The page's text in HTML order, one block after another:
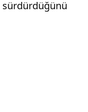
sürdürdüğünü